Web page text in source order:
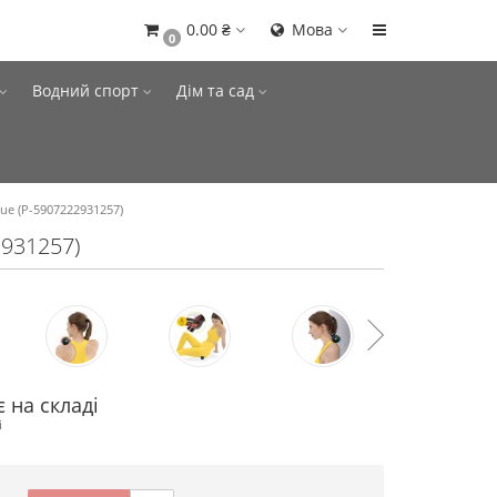
0 0.00 ₴ Мова
Водний спорт Дім та сад
(P-5907222931257)
складі